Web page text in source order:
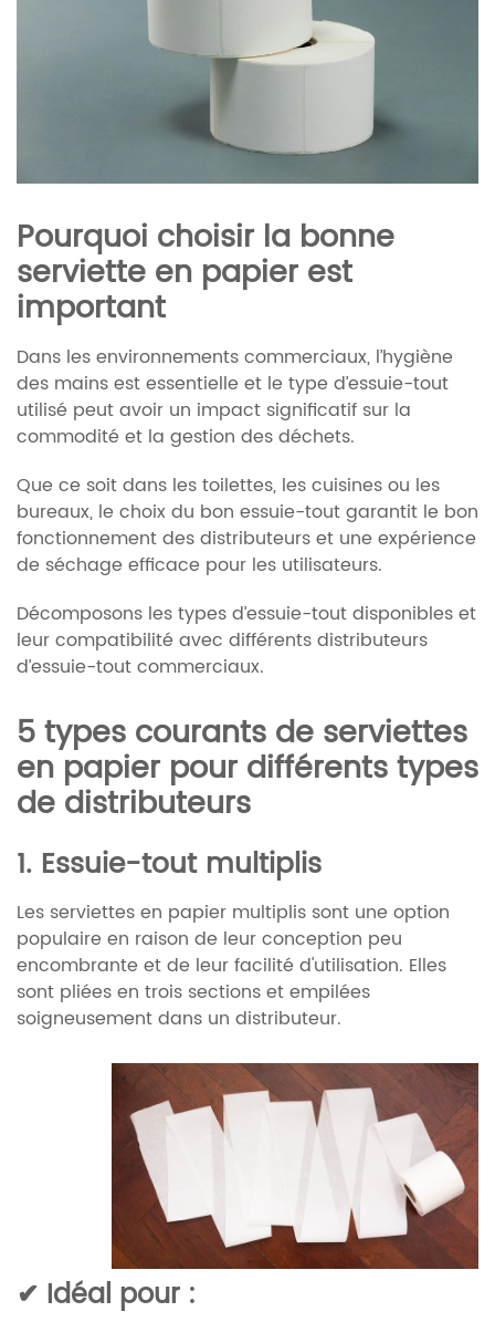
Pourquoi choisir la bonne
serviette en papier est
important
Dans les environnements commerciaux, l’hygiène
des mains est essentielle et le type d’essuie-tout
utilisé peut avoir un impact significatif sur la
commodité et la gestion des déchets.
Que ce soit dans les toilettes, les cuisines ou les
bureaux, le choix du bon essuie-tout garantit le bon
fonctionnement des distributeurs et une expérience
de séchage efficace pour les utilisateurs.
Décomposons les types d’essuie-tout disponibles et
leur compatibilité avec différents distributeurs
d’essuie-tout commerciaux.
5 types courants de serviettes
en papier pour différents types
de distributeurs
1. Essuie-tout multiplis
Les serviettes en papier multiplis sont une option
populaire en raison de leur conception peu
encombrante et de leur facilité d'utilisation. Elles
sont pliées en trois sections et empilées
soigneusement dans un distributeur.
✔ Idéal pour :